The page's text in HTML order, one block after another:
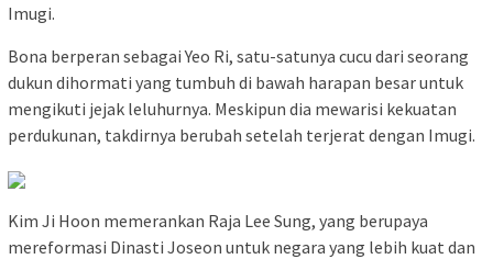
Imugi.
Bona berperan sebagai Yeo Ri, satu-satunya cucu dari seorang
dukun dihormati yang tumbuh di bawah harapan besar untuk
mengikuti jejak leluhurnya. Meskipun dia mewarisi kekuatan
perdukunan, takdirnya berubah setelah terjerat dengan Imugi.
Kim Ji Hoon memerankan Raja Lee Sung, yang berupaya
mereformasi Dinasti Joseon untuk negara yang lebih kuat dan